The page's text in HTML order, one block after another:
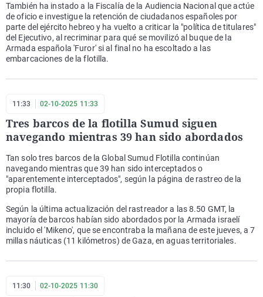
También ha instado a la Fiscalía de la Audiencia Nacional que actúe
de oficio e investigue la retención de ciudadanos españoles por
parte del ejército hebreo y ha vuelto a criticar la "política de titulares"
del Ejecutivo, al recriminar para qué se movilizó al buque de la
Armada española 'Furor' si al final no ha escoltado a las
embarcaciones de la flotilla.
11:33 02-10-2025 11:33
Tres barcos de la flotilla Sumud siguen
navegando mientras 39 han sido abordados
Tan solo tres barcos de la Global Sumud Flotilla continúan
navegando mientras que 39 han sido interceptados o
"aparentemente interceptados", según la página de rastreo de la
propia flotilla.
Según la última actualización del rastreador a las 8.50 GMT, la
mayoría de barcos habían sido abordados por la Armada israelí
incluido el 'Mikeno', que se encontraba la mañana de este jueves, a 7
millas náuticas (11 kilómetros) de Gaza, en aguas territoriales.
11:30 02-10-2025 11:30